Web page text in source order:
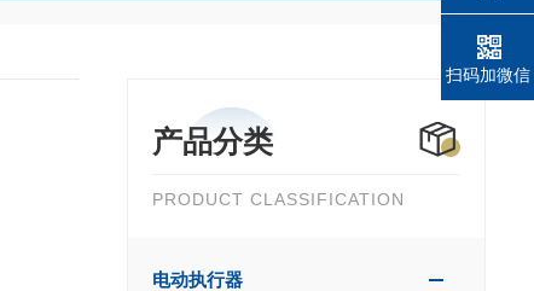
产品分类
PRODUCT CLASSIFICATION
电动执行器
扫码加微信